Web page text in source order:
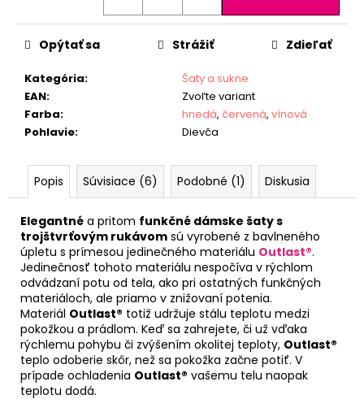
Kategória:
Šaty a sukne
EAN:
Zvoľte variant
Farba: hnedá, červená, vínová
Pohlavie: Dievča
Opýtať sa Strážiť Zdieľať
Popis Súvisiace (6) Podobné (1) Diskusia
Elegantné a pritom funkčné dámske šaty s
trojštvrťovým rukávom sú vyrobené z bavlneného
úpletu s prímesou jedinečného materiálu Outlast®.
Jedinečnosť tohoto materiálu nespočíva v rýchlom
odvádzaní potu od tela, ako pri ostatných funkčných
materiáloch, ale priamo v znižovaní potenia.
Materiál Outlast® totiž udržuje stálu teplotu medzi
pokožkou a prádlom. Keď sa zahrejete, či už vďaka
rýchlemu pohybu či zvýšením okolitej teploty, Outlast®
teplo odoberie skôr, než sa pokožka začne potiť. V
prípade ochladenia Outlast® vašemu telu naopak
teplotu dodá.